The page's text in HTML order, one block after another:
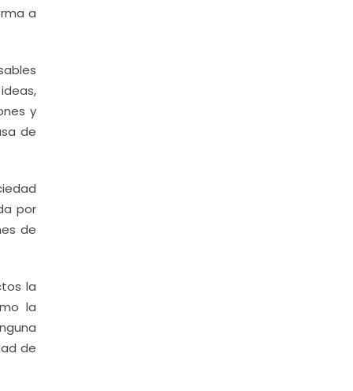
a
y
de
por
de
la
la
de